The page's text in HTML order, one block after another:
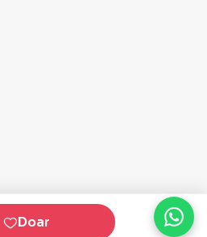
Doar